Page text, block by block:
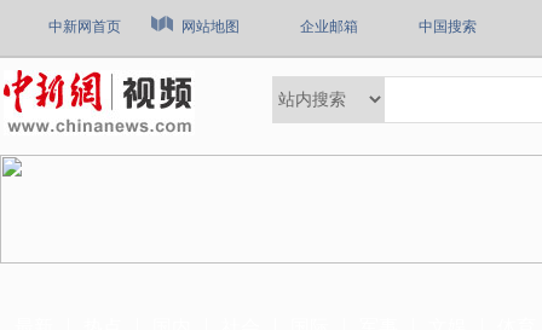
中新网首页 网站地图 企业邮箱 中国搜索